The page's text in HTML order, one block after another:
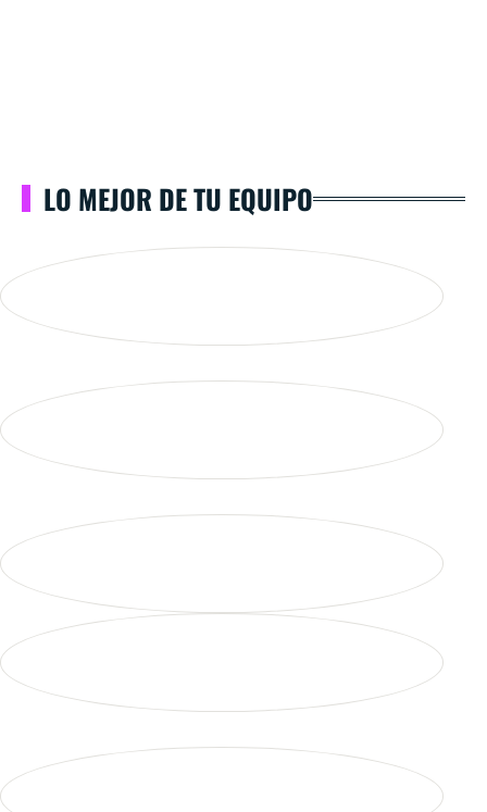
LO MEJOR DE TU EQUIPO